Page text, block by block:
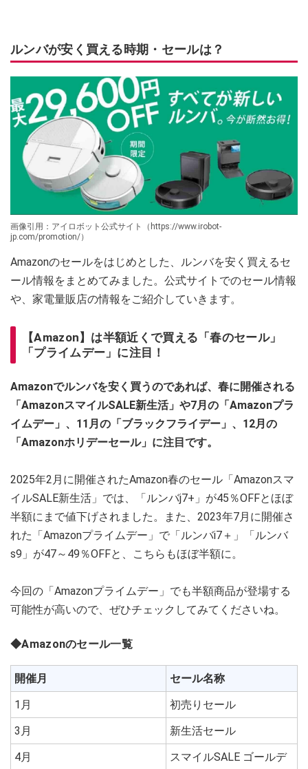
ルンバが安く買える時期・セールは？
画像引用：アイロボット公式サイト（https://www.irobot-
jp.com/promotion/）
Amazonのセールをはじめとした、ルンバを安く買えるセ
ール情報をまとめてみました。公式サイトでのセール情報
や、家電量販店の情報をご紹介していきます。
【Amazon】は半額近くで買える「春のセール」
「プライムデー」に注目！
Amazonでルンバを安く買うのであれば、春に開催される
「AmazonスマイルSALE新生活」や7月の「Amazonプラ
イムデー」、11月の「ブラックフライデー」、12月の
「Amazonホリデーセール」に注目です。
2025年2月に開催されたAmazon春のセール「Amazonスマ
イルSALE新生活」では、「ルンバj7+」が45％OFFとほぼ
半額にまで値下げされました。また、2023年7月に開催さ
れた「Amazonプライムデー」で「ルンバi7＋」「ルンバ
s9」が47～49％OFFと、こちらもほぼ半額に。
今回の「Amazonプライムデー」でも半額商品が登場する
可能性が高いので、ぜひチェックしてみてくださいね。
◆Amazonのセール一覧
開催月
セール名称
1月
初売りセール
3月
新生活セール
4月
スマイルSALE ゴールデ